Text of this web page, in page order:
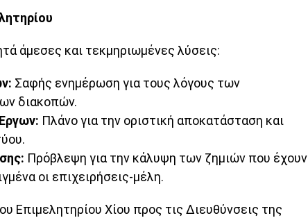
άμεσες και τεκμηριωμένες λύσεις:
Σαφής ενημέρωση για τους λόγους των
διακοπών.
Πλάνο για την οριστική αποκατάσταση και
Πρόβλεψη για την κάλυψη των ζημιών που έχουν
οι επιχειρήσεις-μέλη.
Επιμελητηρίου Χίου προς τις Διευθύνσεις της